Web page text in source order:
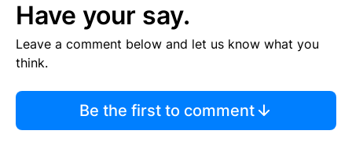
Have your say.
Leave a comment below and let us know what you
think.
Be the first to comment